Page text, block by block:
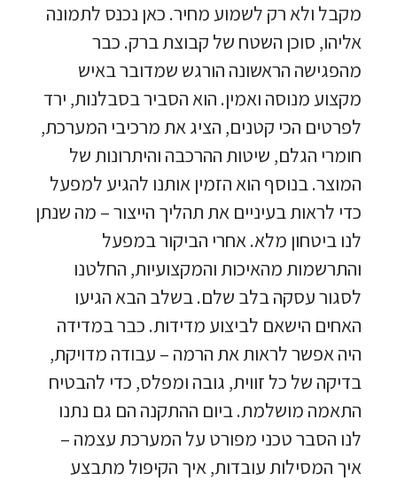
מקבל ולא רק לשמוע מחיר. כאן נכנס לתמונה
אליהו, סוכן השטח של קבוצת ברק. כבר
מהפגישה הראשונה הורגש שמדובר באיש
מקצוע מנוסה ואמין. הוא הסביר בסבלנות, ירד
לפרטים הכי קטנים, הציג את מרכיבי המערכת,
חומרי הגלם, שיטות ההרכבה והיתרונות של
המוצר. בנוסף הוא הזמין אותנו להגיע למפעל
כדי לראות בעיניים את תהליך הייצור – מה שנתן
לנו ביטחון מלא. אחרי הביקור במפעל
והתרשמות מהאיכות והמקצועיות, החלטנו
לסגור עסקה בלב שלם. בשלב הבא הגיעו
האחים הישאם לביצוע מדידות. כבר במדידה
היה אפשר לראות את הרמה – עבודה מדויקת,
בדיקה של כל זווית, גובה ומפלס, כדי להבטיח
התאמה מושלמת. ביום ההתקנה הם גם נתנו
לנו הסבר טכני מפורט על המערכת עצמה –
איך המסילות עובדות, איך הקיפול מתבצע